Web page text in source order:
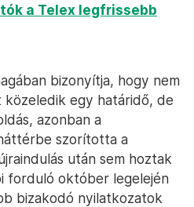
a Telex legfrissebb
bizonyítja, hogy nem
egy határidő, de
azonban a
szorította a
után sem hoztak
forduló október legelején
bizakodó nyilatkozatok